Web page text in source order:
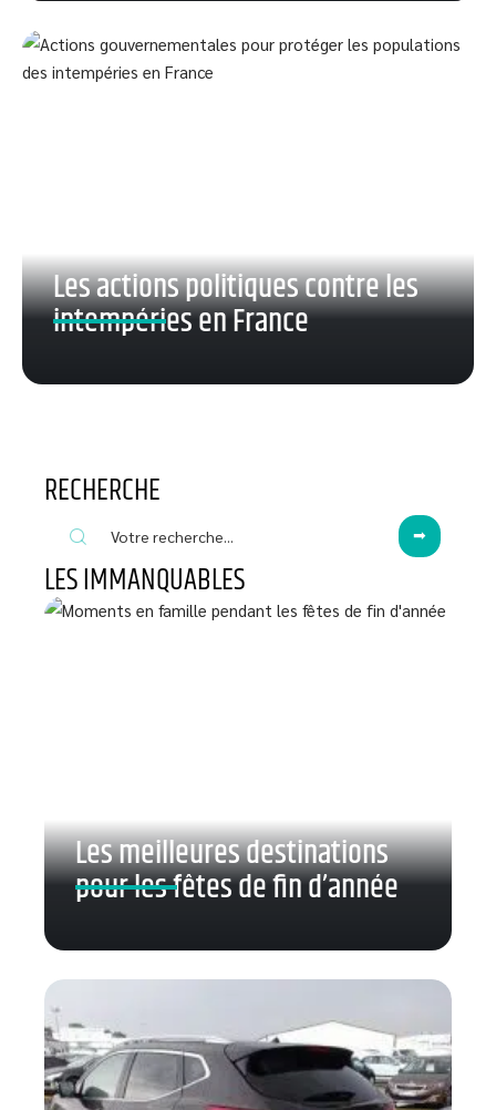
Les actions politiques contre les
intempéries en France
RECHERCHE
LES IMMANQUABLES
Les meilleures destinations
pour les fêtes de fin d’année